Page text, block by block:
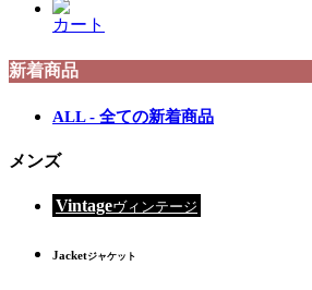
カート
新着商品
ALL - 全ての新着商品
メンズ
Vintageヴィンテージ
Jacketジャケット